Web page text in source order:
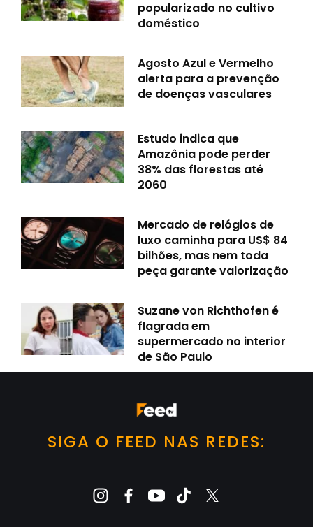
popularizado no cultivo
doméstico
Agosto Azul e Vermelho
alerta para a prevenção
de doenças vasculares
Estudo indica que
Amazônia pode perder
38% das florestas até
2060
Mercado de relógios de
luxo caminha para US$ 84
bilhões, mas nem toda
peça garante valorização
Suzane von Richthofen é
flagrada em
supermercado no interior
de São Paulo
SIGA O FEED NAS REDES: